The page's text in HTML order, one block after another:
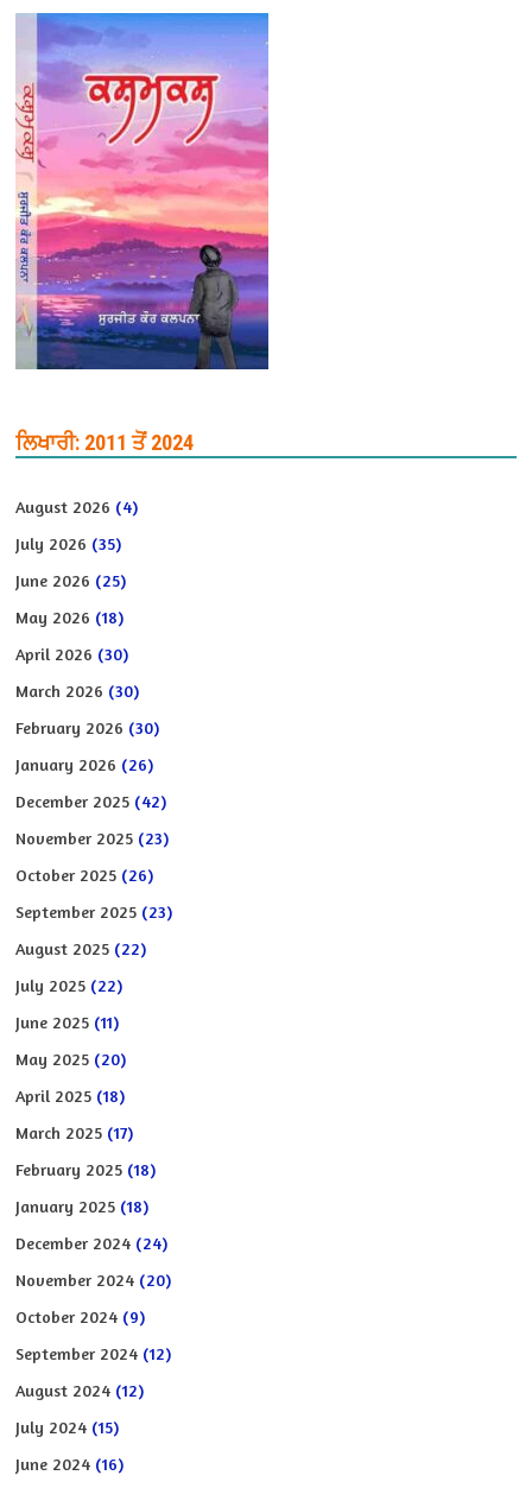
ਲਿਖਾਰੀ: 2011 ਤੋਂ 2024
August 2026 (4)
July 2026 (35)
June 2026 (25)
May 2026 (18)
April 2026 (30)
March 2026 (30)
February 2026 (30)
January 2026 (26)
December 2025 (42)
November 2025 (23)
October 2025 (26)
September 2025 (23)
August 2025 (22)
July 2025 (22)
June 2025 (11)
May 2025 (20)
April 2025 (18)
March 2025 (17)
February 2025 (18)
January 2025 (18)
December 2024 (24)
November 2024 (20)
October 2024 (9)
September 2024 (12)
August 2024 (12)
July 2024 (15)
June 2024 (16)